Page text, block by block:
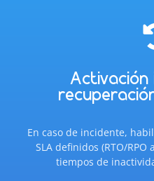
En caso de incidente,
SLA definidos (RTO/
tiempos de